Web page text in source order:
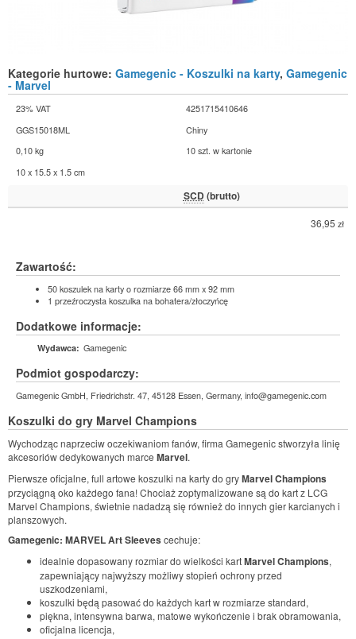
Kategorie hurtowe: Gamegenic - Koszulki na karty, Gamegenic
- Marvel
23% VAT
4251715410646
GGS15018ML
Chiny
0,10 kg
10 szt. w kartonie
10 x 15.5 x 1.5 cm
SCD (brutto)
36,95 zł
Zawartość:
50 koszulek na karty o rozmiarze 66 mm x 92 mm
1 przeźroczysta koszulka na bohatera/złoczyńcę
Dodatkowe informacje:
Wydawca: Gamegenic
Podmiot gospodarczy:
Gamegenic GmbH, Friedrichstr. 47, 45128 Essen, Germany, info@gamegenic.com
Koszulki do gry Marvel Champions
Wychodząc naprzeciw oczekiwaniom fanów, firma Gamegenic stworzyła linię
akcesoriów dedykowanych marce Marvel.
Pierwsze oficjalne, full artowe koszulki na karty do gryMarvel Champions
przyciągną oko każdego fana! Chociaż zoptymalizowane są do kart z LCG
Marvel Champions, świetnie nadadzą się również do innych gier karcianych i
planszowych.
Gamegenic: MARVEL Art Sleeves cechuje:
idealnie dopasowany rozmiar do wielkości kartMarvel Champions,
zapewniający najwyższy możliwy stopień ochrony przed
uszkodzeniami,
koszulki będą pasować do każdych kart w rozmiarze standard,
piękna, intensywna barwa, matowe wykończenie i brak obramowania,
oficjalna licencja,